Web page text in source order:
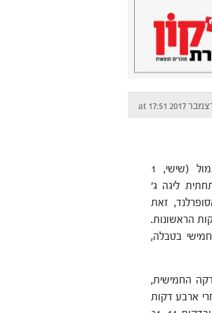
הפועל אבירי בת ים הפסידה אתמול (שישי, 1
מתחתית ליגה ג'
זאת
ארבעה שערים ב-25 הדקות הראשונות.
בטבלה,
ליתרון 0-1 כבר בדקה החמישית,
שחר מבת ים השווה ל-1-1 אחרי ארבע דקות